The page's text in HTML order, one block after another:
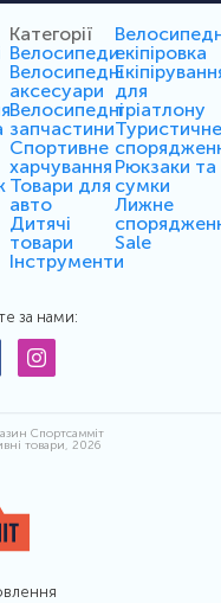
Категорії
Велосипеди
Велосипедні
аксесуари
Велосипедні
запчастини
Спортивне
харчування
Товари для
авто
Дитячі
товари
Інструменти
екіпіровка
для
тріатлону
Рюкзаки та
сумки
Лижне
Sale
за нами:
Спортсамміт
товари, 2026